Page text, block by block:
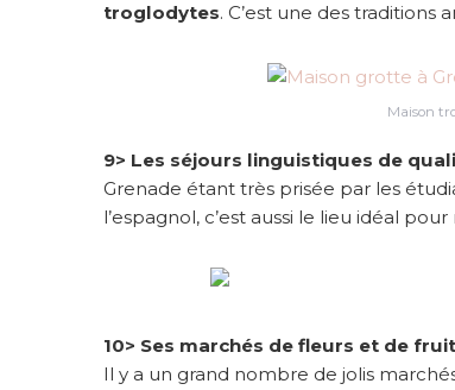
troglodytes. C’est une des traditions
Maison
9> Les séjours linguistiques de
Grenade étant très prisée par les
l’espagnol, c’est aussi le lieu idéal
10> Ses marchés de fleurs et de
Il y a un grand nombre de jolis